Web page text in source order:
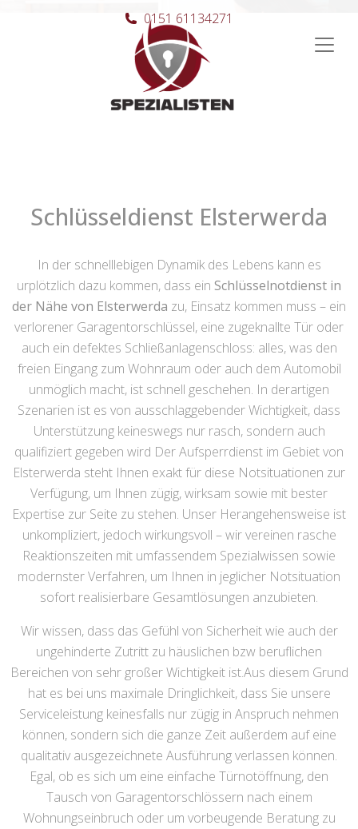
Hauptnavigation
0151 61134271
Schlüsseldienst Elsterwerda
In der schnelllebigen Dynamik des Lebens kann es
urplötzlich dazu kommen, dass ein Schlüsselnotdienst in
der Nähe von Elsterwerda zu, Einsatz kommen muss – ein
verlorener Garagentorschlüssel, eine zugeknallte Tür oder
auch ein defektes Schließanlagenschloss: alles, was den
freien Eingang zum Wohnraum oder auch dem Automobil
unmöglich macht, ist schnell geschehen. In derartigen
Szenarien ist es von ausschlaggebender Wichtigkeit, dass
Unterstützung keineswegs nur rasch, sondern auch
qualifiziert gegeben wird Der Aufsperrdienst im Gebiet von
Elsterwerda steht Ihnen exakt für diese Notsituationen zur
Verfügung, um Ihnen zügig, wirksam sowie mit bester
Expertise zur Seite zu stehen. Unser Herangehensweise ist
unkompliziert, jedoch wirkungsvoll – wir vereinen rasche
Reaktionszeiten mit umfassendem Spezialwissen sowie
modernster Verfahren, um Ihnen in jeglicher Notsituation
sofort realisierbare Gesamtlösungen anzubieten.
Wir wissen, dass das Gefühl von Sicherheit wie auch der
ungehinderte Zutritt zu häuslichen bzw beruflichen
Bereichen von sehr großer Wichtigkeit ist.Aus diesem Grund
hat es bei uns maximale Dringlichkeit, dass Sie unsere
Serviceleistung keinesfalls nur zügig in Anspruch nehmen
können, sondern sich die ganze Zeit außerdem auf eine
qualitativ ausgezeichnete Ausführung verlassen können.
Egal, ob es sich um eine einfache Türnotöffnung, den
Tausch von Garagentorschlössern nach einem
Wohnungseinbruch oder um vorbeugende Beratung zu